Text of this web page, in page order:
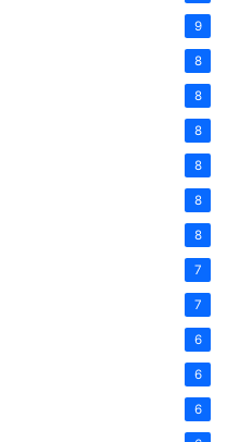
9
8
8
8
8
8
8
7
7
6
6
6